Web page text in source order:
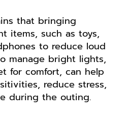
that bringing
items, such as toys,
to reduce loud
manage bright lights,
for comfort, can help
reduce stress,
during the outing.